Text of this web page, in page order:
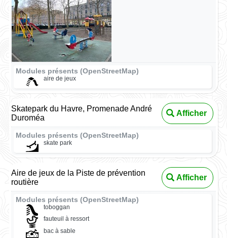
Modules présents (OpenStreetMap)
aire de jeux
Skatepark du Havre, Promenade André
Duroméa
Afficher
Modules présents (OpenStreetMap)
skate park
Aire de jeux de la Piste de prévention
routière
Afficher
Modules présents (OpenStreetMap)
toboggan
fauteuil à ressort
bac à sable